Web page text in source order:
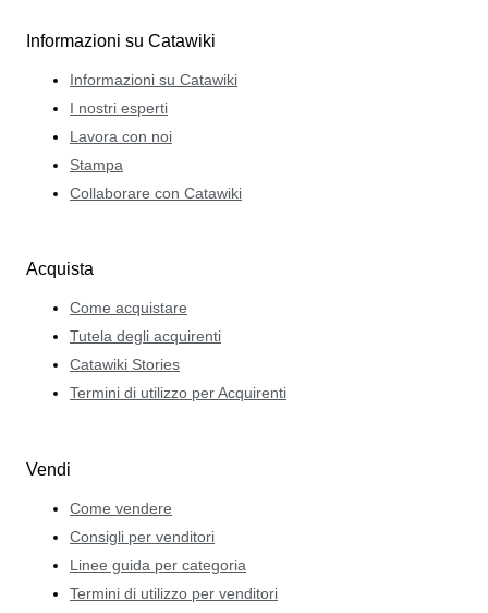
Informazioni su Catawiki
Informazioni su Catawiki
I nostri esperti
Lavora con noi
Stampa
Collaborare con Catawiki
Acquista
Come acquistare
Tutela degli acquirenti
Catawiki Stories
Termini di utilizzo per Acquirenti
Vendi
Come vendere
Consigli per venditori
Linee guida per categoria
Termini di utilizzo per venditori